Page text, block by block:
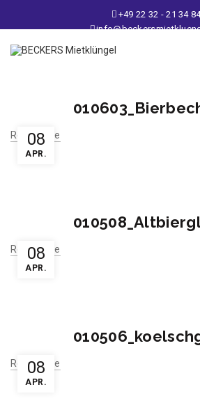
+49 22 32 - 21 34
Lager: Gutenbergstraße 1 -
Mo - Fr: 9 – 17 Uhr, Sa: 9 –
08
APR.
Read More
08
APR.
Read More
08
APR.
Read More